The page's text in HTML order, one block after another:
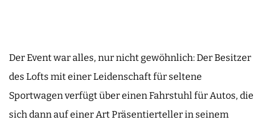
Der Event war alles, nur nicht gewöhnlich: Der Besitzer
des Lofts mit einer Leidenschaft für seltene
Sportwagen verfügt über einen Fahrstuhl für Autos, die
sich dann auf einer Art Präsentierteller in seinem